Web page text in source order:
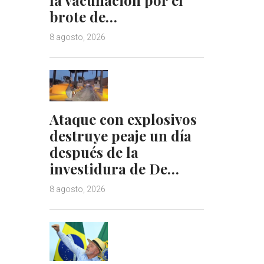
brote de…
8 agosto, 2026
Ataque con explosivos
destruye peaje un día
después de la
investidura de De…
8 agosto, 2026